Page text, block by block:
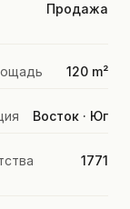
Продажа
120 m²
Восток · Юг
1771